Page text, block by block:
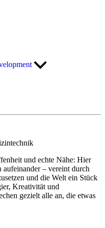
und echte Nähe: Hier
aufeinander – vereint durch
und die Welt ein Stück
Kreativität und
gezielt alle an, die etwas